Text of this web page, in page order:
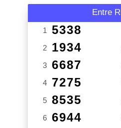
Entre
1 5338
2 1934
3 6687
4 7275
5 8535
6 6944